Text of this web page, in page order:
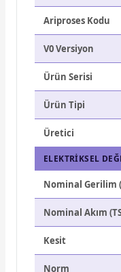
Ariproses Kodu
V0 Versiyon
Ürün Serisi
Ürün Tipi
Üretici
ELEKTRIKSEL
Nominal Gerilim
Nominal Akım
Kesit
Norm